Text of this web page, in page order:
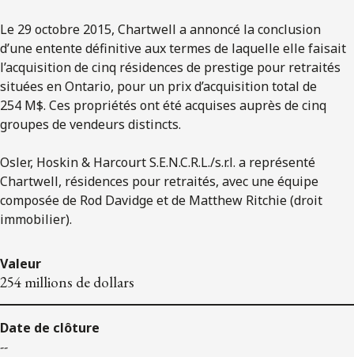
Le 29 octobre 2015, Chartwell a annoncé la conclusion
d’une entente définitive aux termes de laquelle elle faisait
l’acquisition de cinq résidences de prestige pour retraités
situées en Ontario, pour un prix d’acquisition total de
254 M$. Ces propriétés ont été acquises auprès de cinq
groupes de vendeurs distincts.
Osler, Hoskin & Harcourt S.E.N.C.R.L./s.r.l. a représenté
Chartwell, résidences pour retraités, avec une équipe
composée de Rod Davidge et de Matthew Ritchie (droit
immobilier).
Valeur
254 millions de dollars
Date de clôture
--